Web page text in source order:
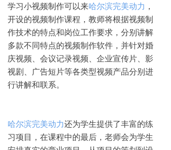
学习小视频制作可以来哈尔滨完美动力 ，
开设的视频制作课程，教师将根据视频制
作技术的特点和岗位工作要求，分别讲解
多款不同特点的视频制作软件，并针对婚
庆视频、会议记录视频、企业宣传片、影
视剧、广告短片等各类型视频产品分别进
行讲解和联系。
哈尔滨完美动力还为学生提供了丰富的练
习项目，在课程中的最后，老师会为学生